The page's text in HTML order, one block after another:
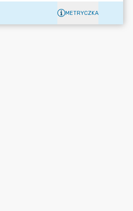
METRYCZKA